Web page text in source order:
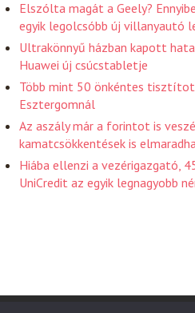
Elszólta magát a Geely?
egyik legolcsóbb új villanyautó
Ultrakönnyű házban kapott
Huawei új csúcstabletje
Több mint 50 önkéntes
Esztergomnál
Az aszály már a forintot is
kamatcsökkentések is
Hiába ellenzi a vezérigazgató,
UniCredit az egyik legnagyobb